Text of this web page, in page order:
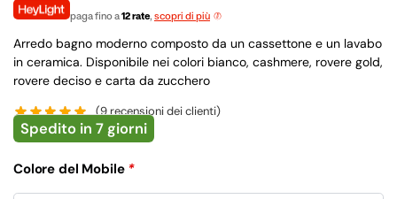
paga fino a12 rate, scopri di più
Arredo bagno moderno composto da un cassettone e un lavabo
in ceramica. Disponibile nei colori bianco, cashmere, rovere gold,
rovere deciso e carta da zucchero
(9recensioni dei clienti)
Spedito in 7 giorni
Colore del Mobile *